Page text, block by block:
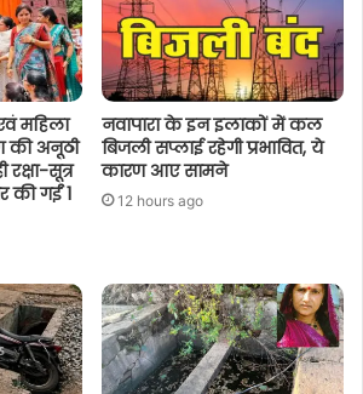
महिला
की अनूठी
सूत्र
की गईं 1
नवापारा के इन इलाकों में कल
बिजली सप्लाई रहेगी प्रभावित, ये
कारण आए सामने
12 hours ago